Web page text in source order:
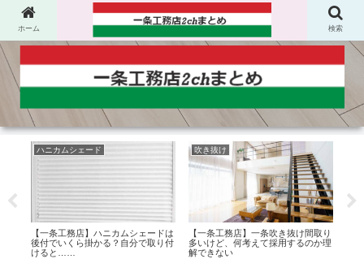
ハニカムシェード
【一条工務店】ハニカムシェードは
後付でいくら掛かる？自分で取り付
けると……
吹き抜け
【一条工務店】一条吹き抜け間取り
多いけど、何考えて採用するのか理
解できない
ホーム 検索